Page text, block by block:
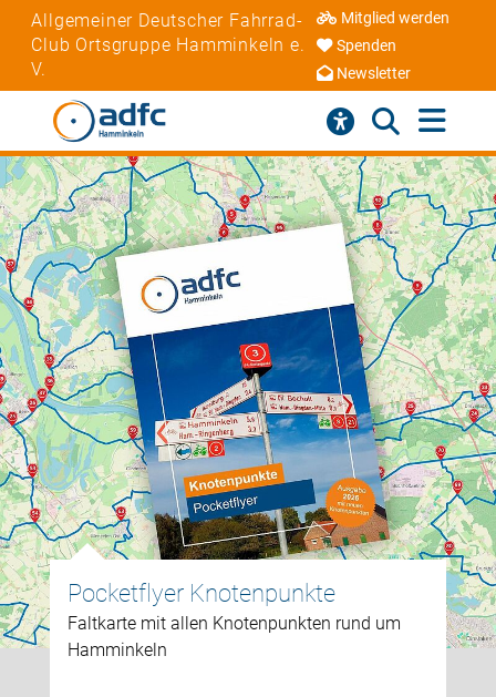
Allgemeiner Deutscher Fahrrad-
Club Ortsgruppe Hamminkeln e.
V.
Mitglied werden
Spenden
Newsletter
Pocketflyer Knotenpunkte
Faltkarte mit allen Knotenpunkten rund um
Hamminkeln